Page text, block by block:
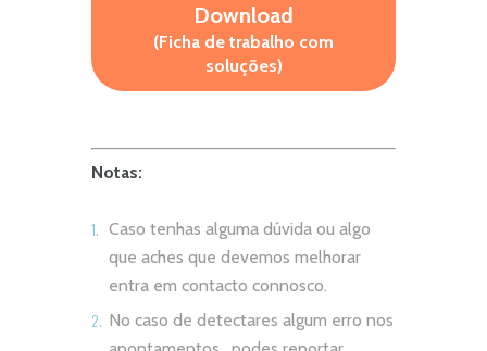
Download
(Ficha de trabalho com
soluções)
Notas:
Caso tenhas alguma dúvida ou algo
que aches que devemos melhorar
entra em contacto connosco.
No caso de detectares algum erro nos